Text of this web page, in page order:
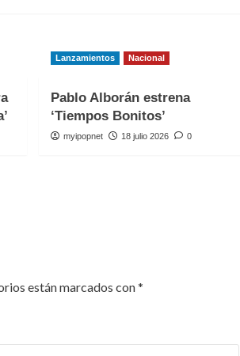
Lanzamientos Nacional
Pablo Alborán estrena
‘Tiempos Bonitos’
myipopnet 18 julio 2026 0
están marcados con*